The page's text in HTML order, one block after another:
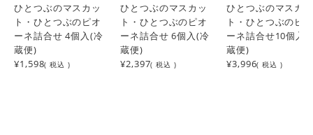
ひとつぶのマスカッ
ト・ひとつぶのピオ
ーネ詰合せ 4個入(冷
蔵便)
¥1,598( 税込 )
ひとつぶのマスカッ
ト・ひとつぶのピオ
ーネ詰合せ 6個入(冷
蔵便)
¥2,397( 税込 )
ひとつぶのマスカ
ト・ひとつぶのピ
ーネ詰合せ10個入(
蔵便)
¥3,996( 税込 )